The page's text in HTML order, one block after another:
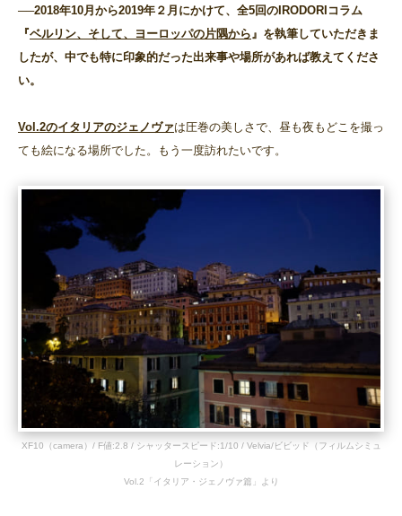
──2018年10月から2019年２月にかけて、全5回のIRODORIコラム
『ベルリン、そして、ヨーロッパの片隅から』を執筆していただきま
したが、中でも特に印象的だった出来事や場所があれば教えてくださ
い。
Vol.2のイタリアのジェノヴァは圧巻の美しさで、昼も夜もどこを撮っ
ても絵になる場所でした。もう一度訪れたいです。
XF10（camera）/ F値:2.8 / シャッタースピード:1/10 / Velvia/ビビッド（フィルムシミュ
レーション）
Vol.2「イタリア・ジェノヴァ篇」より